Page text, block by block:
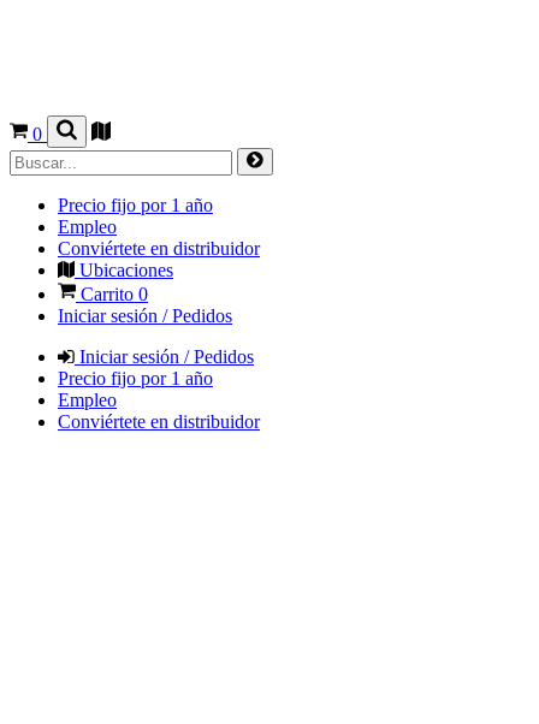
0
Precio fijo por 1 año
Empleo
Conviértete en distribuidor
Ubicaciones
Carrito 0
Iniciar sesión / Pedidos
Iniciar sesión / Pedidos
Precio fijo por 1 año
Empleo
Conviértete en distribuidor